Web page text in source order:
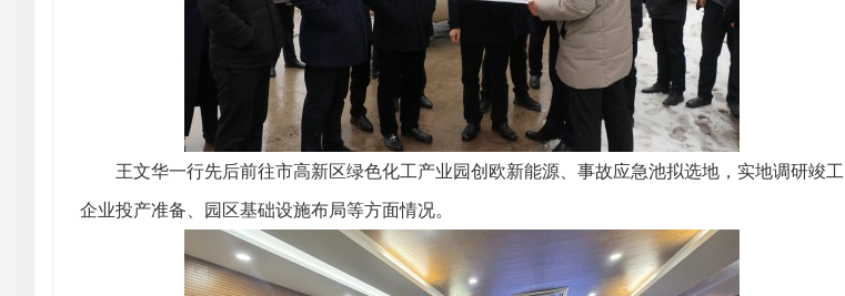
王文华一行先后前往市高新区绿色化工产业园创欧新能源、事故应急池拟选地，实地调研竣工
企业投产准备、园区基础设施布局等方面情况。